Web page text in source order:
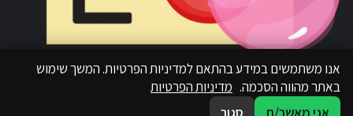
אנו משתמשים במידע בהתאם למדיניות הפרטיות. המשך שימוש
באתר מהווה הסכמה. מדיניות הפרטיות